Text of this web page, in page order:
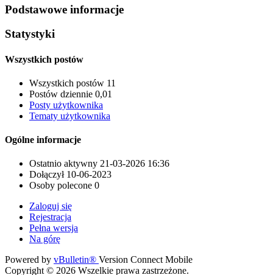
Podstawowe informacje
Statystyki
Wszystkich postów
Wszystkich postów 11
Postów dziennie 0,01
Posty użytkownika
Tematy użytkownika
Ogólne informacje
Ostatnio aktywny 21-03-2026 16:36
Dołączył 10-06-2023
Osoby polecone 0
Zaloguj się
Rejestracja
Pełna wersja
Na górę
Powered by vBulletin® Version Connect Mobile
Copyright © 2026 Wszelkie prawa zastrzeżone.